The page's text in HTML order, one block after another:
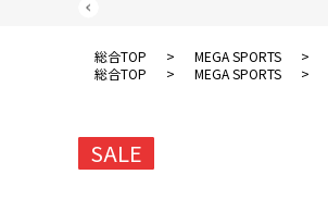
総合TOP > MEGA SPORTS >
総合TOP
> MEGA SPORTS >
SALE